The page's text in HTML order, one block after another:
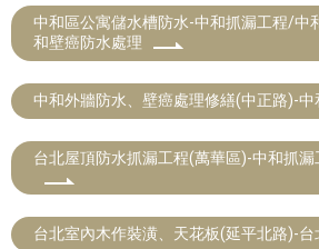
中和區公寓儲水槽防水-中和抓漏工程/中
和壁癌防水處理
中和外牆防水、壁癌處理修繕(中正路)-中
台北屋頂防水抓漏工程(萬華區)-中和抓
台北室內木作裝潢、天花板(延平北路)-台